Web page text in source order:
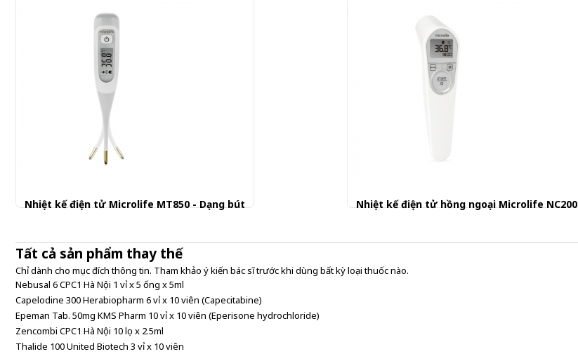
Nhiệt kế điện tử Microlife MT850 - Dạng bút Nhiệt kế điện tử hồng ngoại Microlife NC200
Tất cả sản phẩm thay thế
Chỉ dành cho mục đích thông tin. Tham khảo ý kiến bác sĩ trước khi dùng bất kỳ loại thuốc nào.
Nebusal 6 CPC1 Hà Nội 1 vỉ x 5 ống x 5ml
Capelodine 300 Herabiopharm 6 vỉ x 10 viên (Capecitabine)
Epeman Tab. 50mg KMS Pharm 10 vỉ x 10 viên (Eperisone hydrochloride)
Zencombi CPC1 Hà Nội 10 lọ x 2.5ml
Thalide 100 United Biotech 3 vỉ x 10 viên